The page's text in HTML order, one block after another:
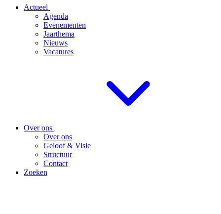
Actueel
Agenda
Evenementen
Jaarthema
Nieuws
Vacatures
Over ons
Over ons
Geloof & Visie
Structuur
Contact
Zoeken